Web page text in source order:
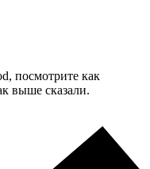
посмотрите как
выше сказали.